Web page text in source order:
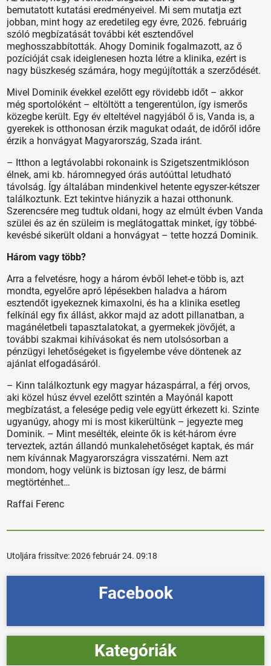
bemutatott kutatási eredményeivel. Mi sem mutatja ezt
jobban, mint hogy az eredetileg egy évre, 2026. februárig
szóló megbízatását további két esztendővel
meghosszabbították. Ahogy Dominik fogalmazott, az ő
pozícióját csak ideiglenesen hozta létre a klinika, ezért is
nagy büszkeség számára, hogy megújították a szerződését.
Mivel Dominik évekkel ezelőtt egy rövidebb időt – akkor
még sportolóként – eltöltött a tengerentúlon, így ismerős
közegbe került. Egy év elteltével nagyjából ő is, Vanda is, a
gyerekek is otthonosan érzik magukat odaát, de időről időre
érzik a honvágyat Magyarország, Szada iránt.
– Itthon a legtávolabbi rokonaink is Szigetszentmiklóson
élnek, ami kb. háromnegyed órás autóúttal letudható
távolság. Így általában mindenkivel hetente egyszer-kétszer
találkoztunk. Ezt tekintve hiányzik a hazai otthonunk.
Szerencsére meg tudtuk oldani, hogy az elmúlt évben Vanda
szülei és az én szüleim is meglátogattak minket, így többé-
kevésbé sikerült oldani a honvágyat – tette hozzá Dominik.
Három vagy több?
Arra a felvetésre, hogy a három évből lehet-e több is, azt
mondta, egyelőre apró lépésekben haladva a három
esztendőt igyekeznek kimaxolni, és ha a klinika esetleg
felkínál egy fix állást, akkor majd az adott pillanatban, a
magánéletbeli tapasztalatokat, a gyermekek jövőjét, a
további szakmai kihívásokat és nem utolsósorban a
pénzügyi lehetőségeket is figyelembe véve döntenek az
ajánlat elfogadásáról.
– Kinn találkoztunk egy magyar házaspárral, a férj orvos,
aki közel húsz évvel ezelőtt szintén a Mayónál kapott
megbízatást, a felesége pedig vele együtt érkezett ki. Szinte
ugyanúgy, ahogy mi is most kikerültünk – jegyezte meg
Dominik. – Mint mesélték, eleinte ők is két-három évre
terveztek, aztán állandó munkalehetőséget kaptak, és már
nem kívánnak Magyarországra visszatérni. Nem azt
mondom, hogy velünk is biztosan így lesz, de bármi
megtörténhet…
Raffai Ferenc
Utoljára frissítve:2026 február 24. 09:18
Facebook
Kategóriák